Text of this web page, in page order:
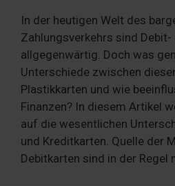
In der heutigen Welt des
Zahlungsverkehrs sind
allgegenwärtig. Doch was
Unterschiede zwischen
Plastikkarten und wie
Finanzen? In diesem Artikel
auf die wesentlichen
und Kreditkarten. Quelle der
Debitkarten sind in der Regel